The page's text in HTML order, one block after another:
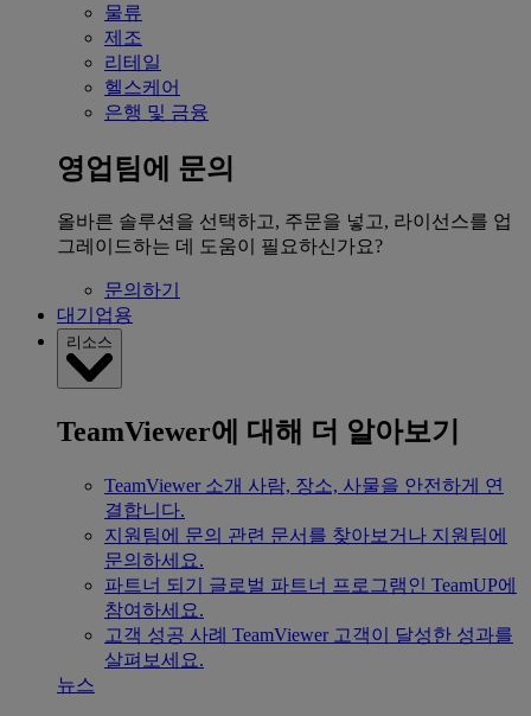
물류
제조
리테일
헬스케어
은행 및 금융
영업팀에 문의
올바른 솔루션을 선택하고, 주문을 넣고, 라이선스를 업
그레이드하는 데 도움이 필요하신가요?
문의하기
대기업용
리소스
TeamViewer에 대해 더 알아보기
TeamViewer 소개 사람, 장소, 사물을 안전하게 연
결합니다.
지원팀에 문의 관련 문서를 찾아보거나 지원팀에
문의하세요.
파트너 되기
글로벌 파트너 프로그램인 TeamUP에
참여하세요.
고객 성공 사례 TeamViewer 고객이 달성한 성과를
살펴보세요.
뉴스